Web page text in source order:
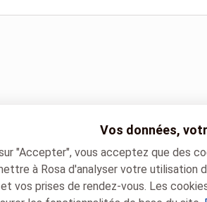
Vos données,
"Accepter", vous acceptez que des
à Rosa d'analyser votre utilisation
vos prises de rendez-vous. Les